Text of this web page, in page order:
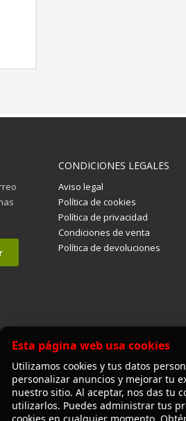
CONDICIONES LEGALES
Aviso legal
Política de cookies
Política de privacidad
Condiciones de venta
Política de devoluciones
Esta página web usa cookies
Utilizamos cookies y tus datos
personalizar anuncios y mejorar tu
nuestro sitio. Al aceptar, nos das tu
utilizarlos. Puedes administrar tus